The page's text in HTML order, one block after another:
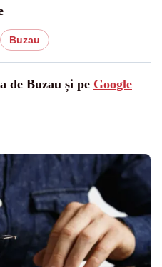
Buzau
de Buzau și pe Google